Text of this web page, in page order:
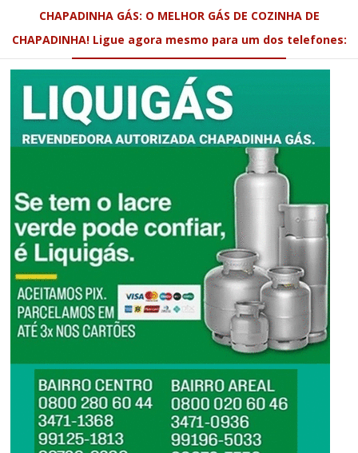
CHAPADINHA GÁS: O MELHOR GÁS DE COZINHA DE
CHAPADINHA! Ligue agora mesmo para um dos telefones: